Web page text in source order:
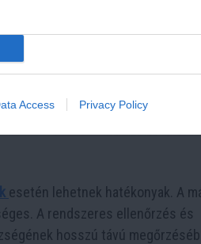
Access Privacy Policy
esetén lehetnek hatékonyak. A
A rendszeres ellenőrzés és
hosszú távú